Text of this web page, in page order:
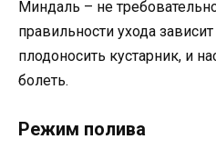
Миндаль – не
правильности ухода
плодоносить кустарник, и
болеть.
Режим полива